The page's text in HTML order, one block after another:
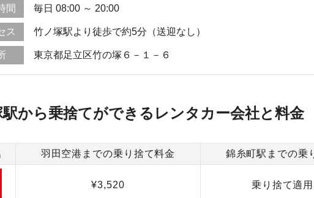
間 毎日 08:00 ～ 20:00
ス 竹ノ塚駅より徒歩で約5分（送迎なし）
東京都足立区竹の塚６－１－６
から乗捨てができるレンタカー会社と料金
羽田空港までの乗り捨て料金 錦糸町駅までの乗
¥3,520 乗り捨て適